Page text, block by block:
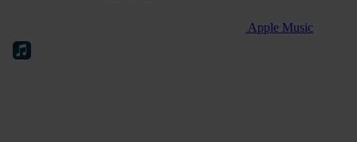
Apple Music